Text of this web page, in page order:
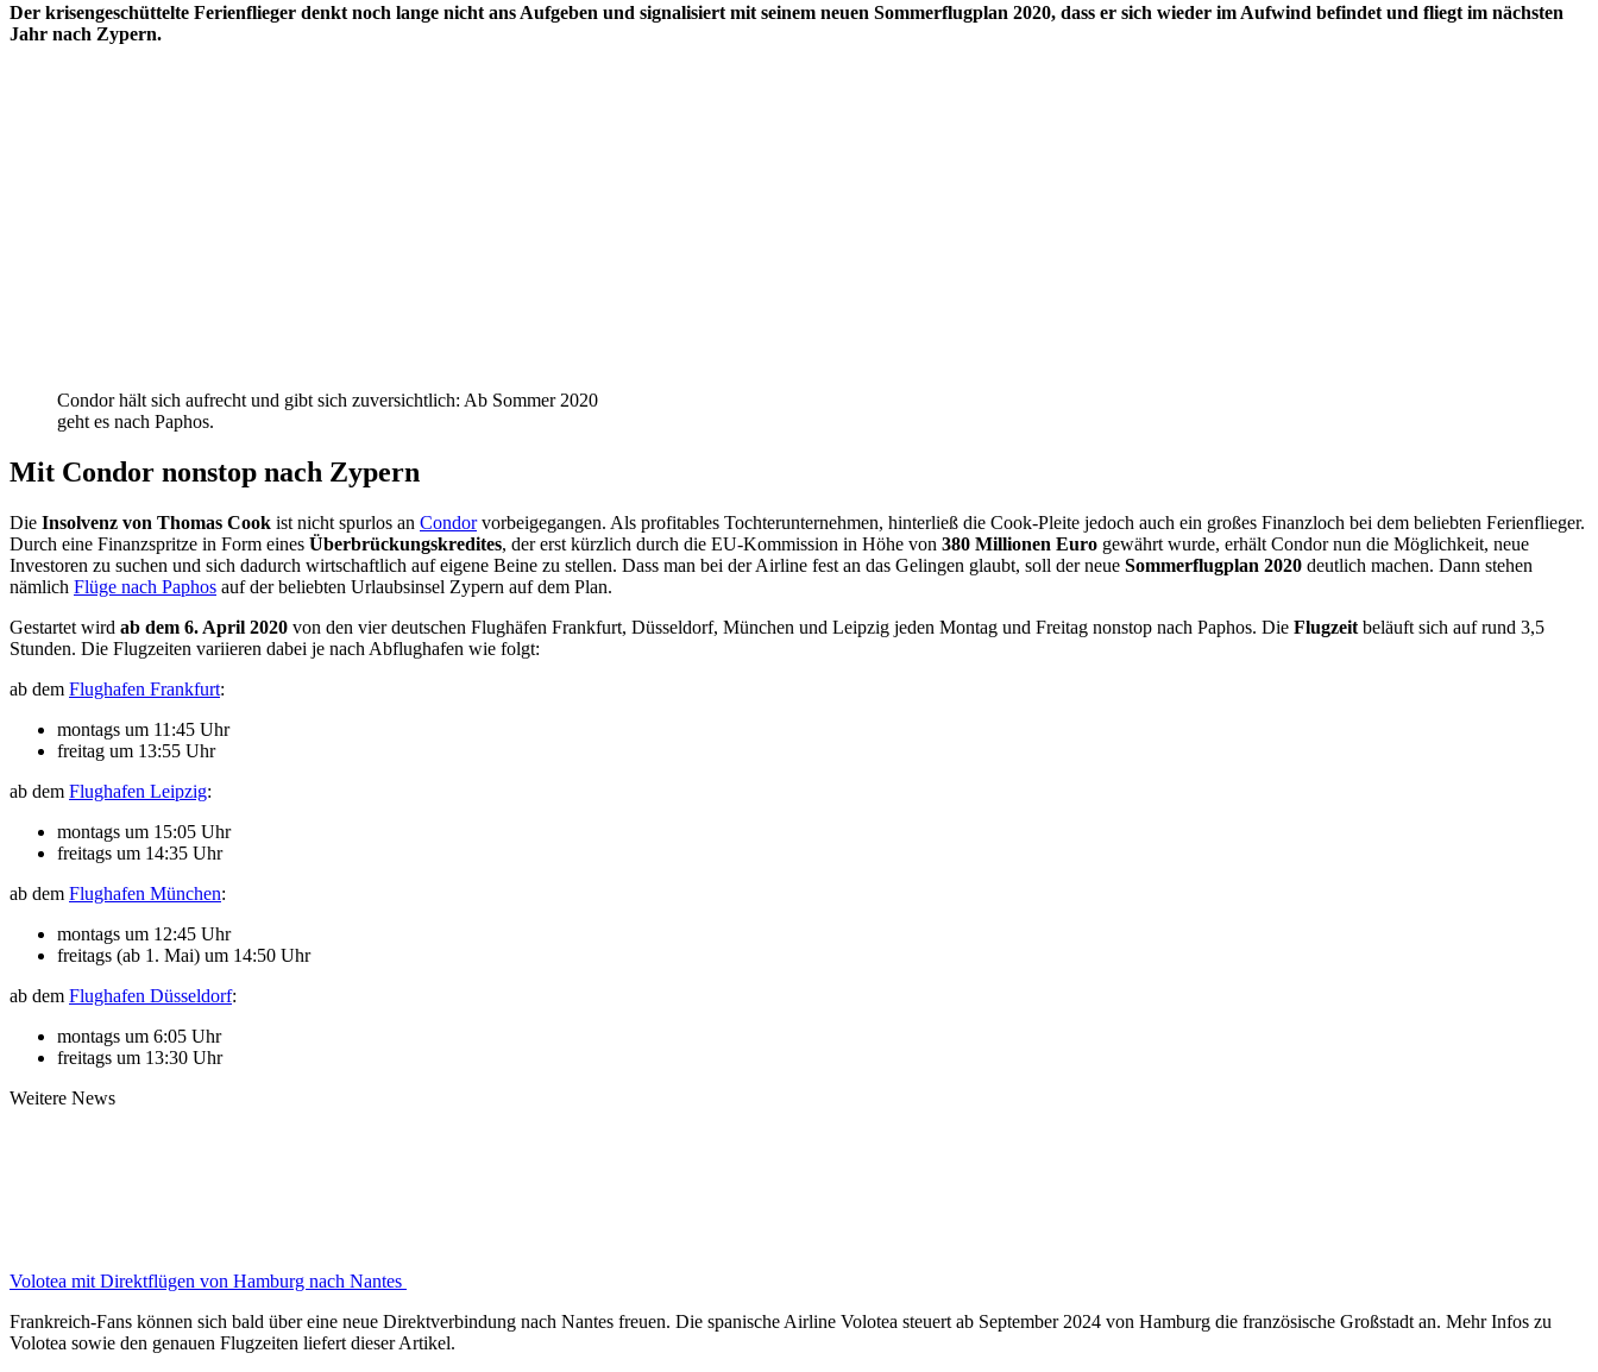
Der krisengeschüttelte Ferienflieger denkt noch lange nicht ans Aufgeben und signalisiert mit seinem neuen Sommerflugplan 2020, dass er sich wieder im Aufwind befindet und fliegt im nächsten
Jahr nach Zypern.
Condor hält sich aufrecht und gibt sich zuversichtlich: Ab Sommer 2020
geht es nach Paphos.
Mit Condor nonstop nach Zypern
Die Insolvenz von Thomas Cook ist nicht spurlos an Condorvorbeigegangen. Als profitables Tochterunternehmen, hinterließ die Cook-Pleite jedoch auch ein großes Finanzloch bei dem beliebten Ferienflieger.
Durch eine Finanzspritze in Form eines Überbrückungskredites, der erst kürzlich durch die EU-Kommission in Höhe von 380 Millionen Euro gewährt wurde, erhält Condor nun die Möglichkeit, neue
Investoren zu suchen und sich dadurch wirtschaftlich auf eigene Beine zu stellen. Dass man bei der Airline fest an das Gelingen glaubt, soll der neue Sommerflugplan 2020 deutlich machen. Dann stehen
nämlich Flüge nach Paphos auf der beliebten Urlaubsinsel Zypern auf dem Plan.
Gestartet wird ab dem 6. April 2020 von den vier deutschen Flughäfen Frankfurt, Düsseldorf, München und Leipzig jeden Montag und Freitag nonstop nach Paphos. Die Flugzeit beläuft sich auf rund 3,5
Stunden. Die Flugzeiten variieren dabei je nach Abflughafen wie folgt:
ab dem Flughafen Frankfurt:
montags um 11:45 Uhr
freitag um 13:55 Uhr
ab dem Flughafen Leipzig:
montags um 15:05 Uhr
freitags um 14:35 Uhr
ab dem Flughafen München:
montags um 12:45 Uhr
freitags (ab 1. Mai) um 14:50 Uhr
ab dem Flughafen Düsseldorf:
montags um 6:05 Uhr
freitags um 13:30 Uhr
Weitere News
Volotea mit Direktflügen von Hamburg nach Nantes
Frankreich-Fans können sich bald über eine neue Direktverbindung nach Nantes freuen. Die spanische Airline Volotea steuert ab September 2024 von Hamburg die französische Großstadt an. Mehr Infos zu
Volotea sowie den genauen Flugzeiten liefert dieser Artikel.